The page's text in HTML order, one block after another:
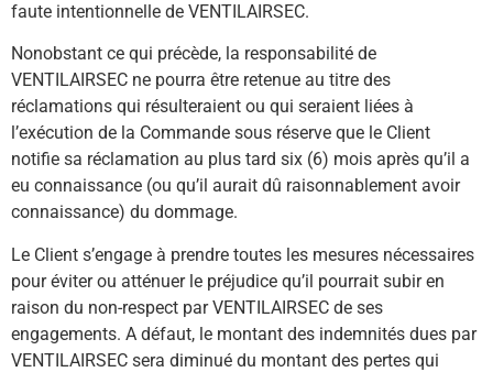
faute intentionnelle de VENTILAIRSEC.
Nonobstant ce qui précède, la responsabilité de
VENTILAIRSEC ne pourra être retenue au titre des
réclamations qui résulteraient ou qui seraient liées à
l’exécution de la Commande sous réserve que le Client
notifie sa réclamation au plus tard six (6) mois après qu’il a
eu connaissance (ou qu’il aurait dû raisonnablement avoir
connaissance) du dommage.
Le Client s’engage à prendre toutes les mesures nécessaires
pour éviter ou atténuer le préjudice qu’il pourrait subir en
raison du non-respect par VENTILAIRSEC de ses
engagements. A défaut, le montant des indemnités dues par
VENTILAIRSEC sera diminué du montant des pertes qui